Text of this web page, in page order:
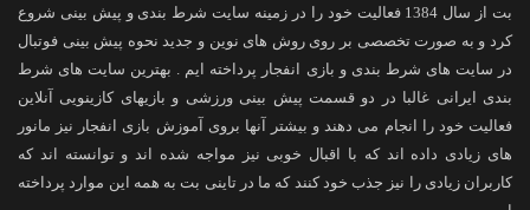
بت از سال 1384 فعالیت خود را در زمینه سایت شرط بندی و پیش بینی شروع
کرد و به صورت تخصصی بر روی روش های نوین و جدید نحوه پیش بینی فوتبال
در سایت های شرط بندی و بازی انفجار پرداخته ایم . بهترین سایت های شرط
بندی ایرانی غالبا در دو قسمت پیش بینی ورزشی و بازیهای کازینویی آنلاین
فعالیت خود را انجام می دهند و بیشتر آنها بروی آموزش بازی انفجار نیز مانور
های زیادی داده اند که با اقبال خوبی نیز مواجه شده اند و توانسته اند که
کاربران زیادی را نیز جذب خود کنند که ما در تاینی بت به همه این موارد پرداخته